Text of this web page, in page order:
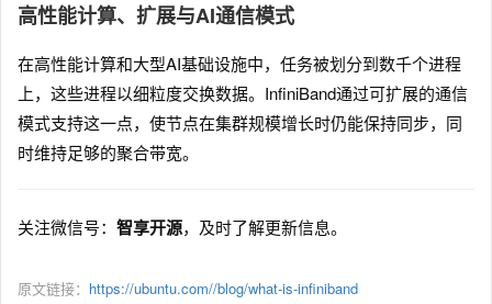
高性能计算、扩展与AI通信模式
在高性能计算和大型AI基础设施中，任务被划分到数千个进程
上，这些进程以细粒度交换数据。InfiniBand通过可扩展的通信
模式支持这一点，使节点在集群规模增长时仍能保持同步，同
时维持足够的聚合带宽。
关注微信号： 智享开源，及时了解更新信息。
原文链接： https://ubuntu.com//blog/what-is-infiniband